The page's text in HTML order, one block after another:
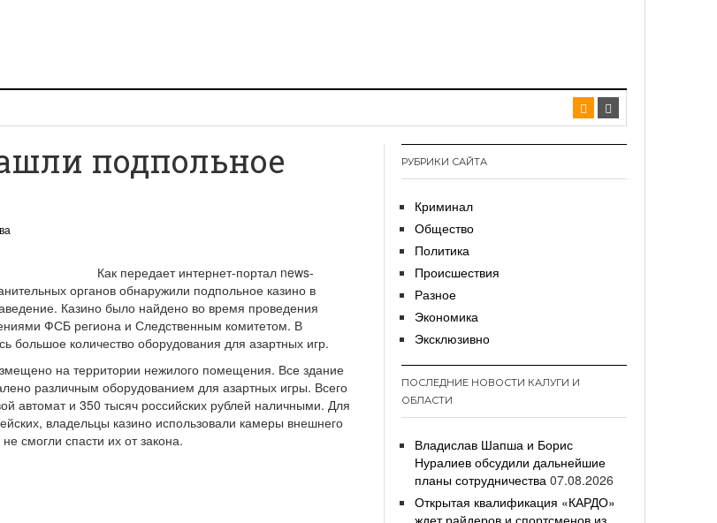
подпольное
Как передает интернет-портал news-
органов обнаружили подпольное казино в
Казино было найдено во время проведения
ФСБ региона и Следственным комитетом. В
большое количество оборудования для азартных игр.
на территории нежилого помещения. Все здание
различным оборудованием для азартных игры. Всего
автомат и 350 тысяч российских рублей наличными. Для
владельцы казино использовали камеры внешнего
смогли спасти их от закона.
РУБРИКИ САЙТА
Криминал
Общество
Политика
Происшествия
Разное
Экономика
Эксклюзивно
ПОСЛЕДНИЕ НОВОСТИ КАЛУГИ И
ОБЛАСТИ
Владислав Шапша и Борис
Нуралиев обсудили дальнейшие
планы сотрудничества 07.08.2026
Открытая квалификация «КАРДО»
ждет райдеров и спортсменов из